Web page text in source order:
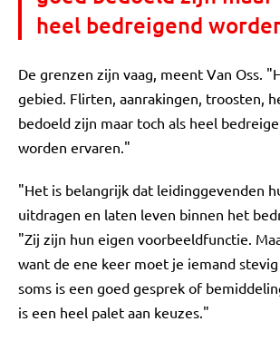
heel bedreigend
De grenzen zijn vaag, meent Van Oss.
gebied. Flirten, aanrakingen, troosten,
bedoeld zijn maar toch als heel
worden ervaren."
"Het is belangrijk dat leidinggevenden
uitdragen en laten leven binnen het
"Zij zijn hun eigen voorbeeldfunctie.
want de ene keer moet je iemand
soms is een goed gesprek of
is een heel palet aan keuzes."